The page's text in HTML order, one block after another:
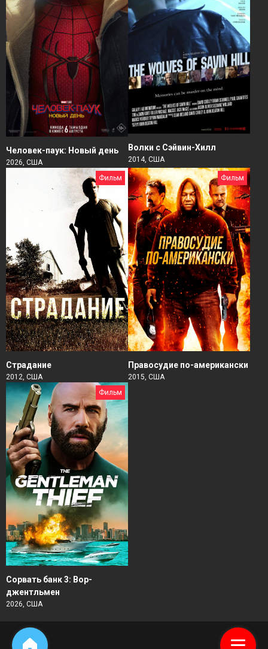
Человек-паук: Новый день
2026, США
Волки с Сэйвин-Хилл
2014, США
Фильм
Страдание
2012, США
Фильм
Правосудие по-американски
2015, США
Фильм
Сорвать банк 3: Вор-
джентльмен
2026, США